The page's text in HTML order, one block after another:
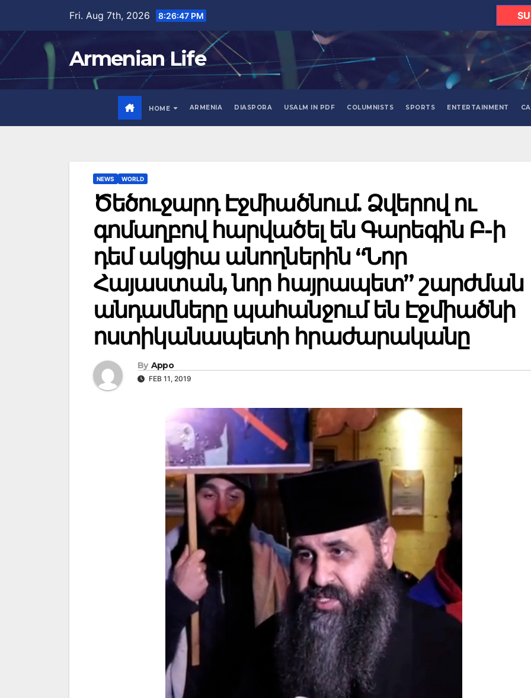
content
Fri. Aug 7th, 2026 8:26:49 PM
Armenian Life
HOME ARMENIA DIASPORA USALM IN PDF COLUMNISTS SPORTS ENTERTAINMENT
NEWS WORLD
Ծեծուջարդ Էջմիածնում. Ձվերով ու
գոմաղբով հարվածել են Գարեգին Բ-ի
դեմ ակցիա անողներին “Նոր
Հայաստան, նոր հայրապետ” շարժման
անդամները պահանջում են Էջմիածնի
ոստիկանապետի հրաժարականը
By Appo
FEB 11, 2019